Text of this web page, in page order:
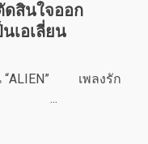
ดสินใจออก
เอเลี่ยน
“ALIEN” เพลงรัก
นติก ...